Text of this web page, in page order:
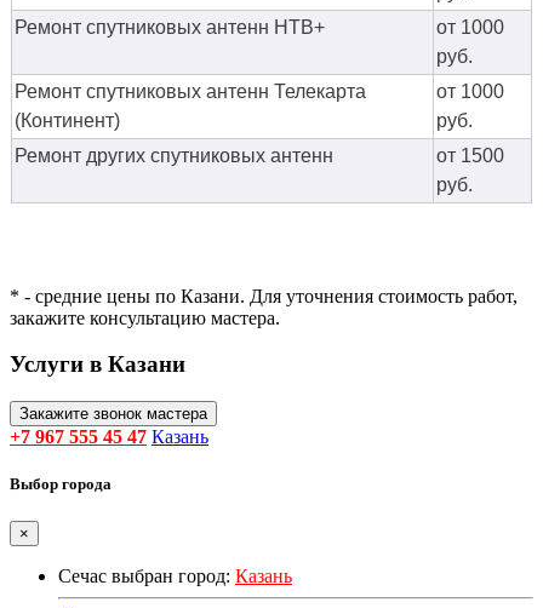
Ремонт спутниковых антенн НТВ+
от 1000
руб.
Ремонт спутниковых антенн Телекарта
(Континент)
от 1000
руб.
Ремонт других спутниковых антенн
от 1500
руб.
* - средние цены по Казани. Для уточнения стоимость работ,
закажите консультацию мастера.
Услуги в Казани
Закажите звонок мастера
+7 967 555 45 47 Казань
Выбор города
×
Сечас выбран город: Казань